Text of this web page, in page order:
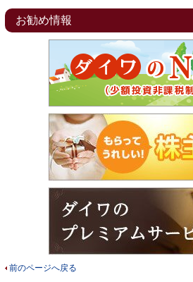
お勧め情報
前のページへ戻る